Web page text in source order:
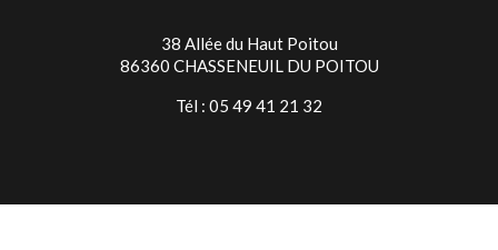
38 Allée du Haut Poitou
86360 CHASSENEUIL DU POITOU
Tél : 05 49 41 21 32